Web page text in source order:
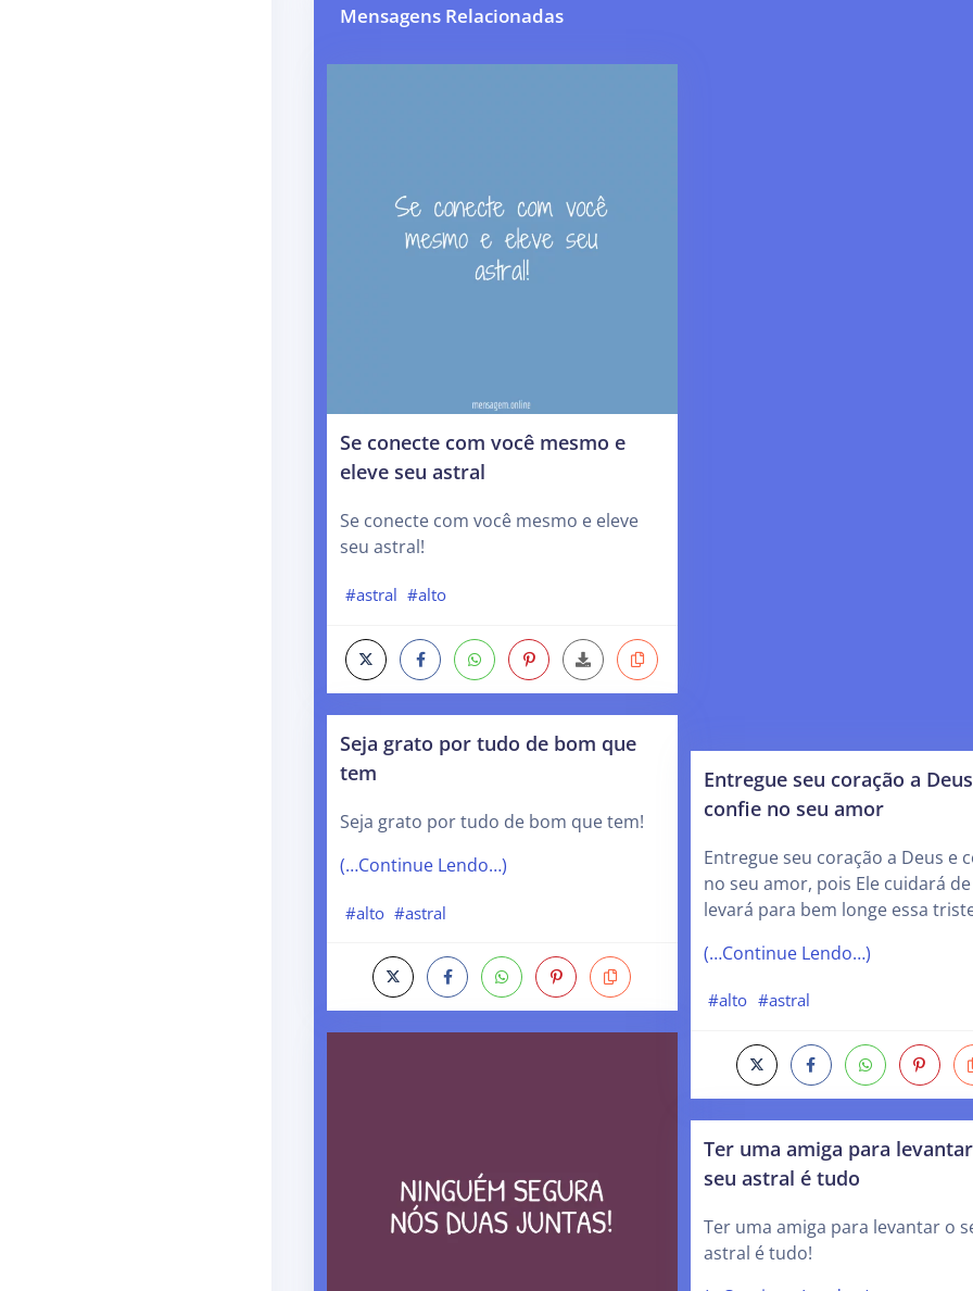
Mensagens Relacionadas
Se conecte com você mesmo e
eleve seu astral
Se conecte com você mesmo e eleve
seu astral!
#astral #alto
Seja grato por tudo de bom que
tem
Seja grato por tudo de bom que tem!
(…Continue Lendo…)
#alto #astral
Entregue seu coração a
confie no seu amor
Entregue seu coração a Deus e
no seu amor, pois Ele cuidará
levará para bem longe essa
(…Continue Lendo…)
#alto #astral
Ter uma amiga para
seu astral é tudo
Ter uma amiga para levantar o
astral é tudo!